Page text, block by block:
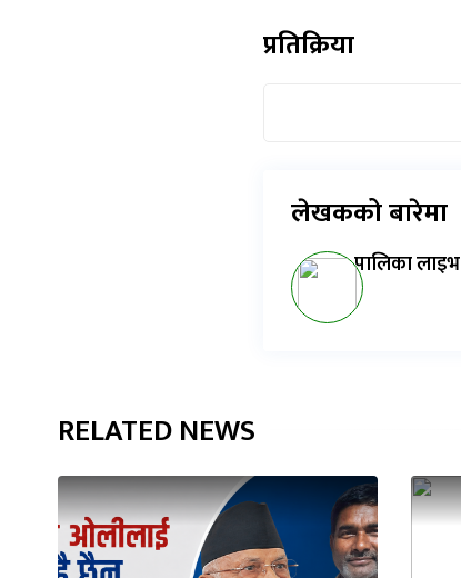
प्रतिक्रिया
लेखकको बारेमा
पालिका लाइभ
RELATED NEWS